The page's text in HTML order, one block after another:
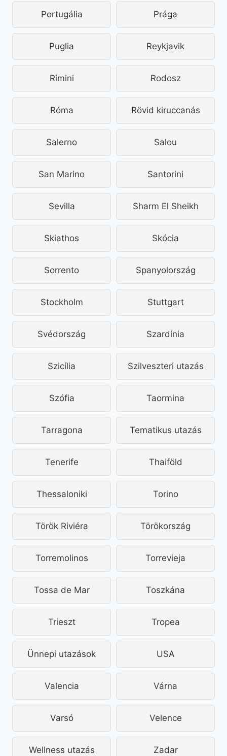
Portugália Prága
Puglia Reykjavik
Rimini Rodosz
Róma Rövid kiruccanás
Salerno Salou
San Marino Santorini
Sevilla Sharm El Sheikh
Skiathos Skócia
Sorrento Spanyolország
Stockholm Stuttgart
Svédország Szardínia
Szicília Szilveszteri utazás
Szófia Taormina
Tarragona Tematikus utazás
Tenerife Thaiföld
Thessaloniki Torino
Török Riviéra Törökország
Torremolinos Torrevieja
Tossa de Mar Toszkána
Trieszt Tropea
Ünnepi utazások USA
Valencia Várna
Varsó Velence
Wellness utazás Zadar